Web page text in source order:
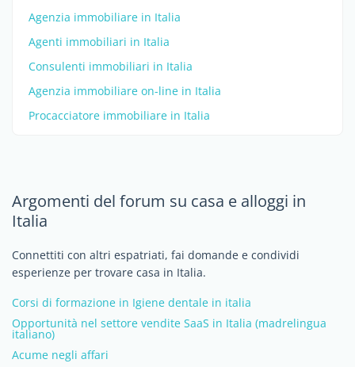
Agenzia immobiliare in Italia
Agenti immobiliari in Italia
Consulenti immobiliari in Italia
Agenzia immobiliare on-line in Italia
Procacciatore immobiliare in Italia
Argomenti del forum su casa e alloggi in
Italia
Connettiti con altri espatriati, fai domande e condividi
esperienze per trovare casa in Italia.
Corsi di formazione in Igiene dentale in italia
Opportunità nel settore vendite SaaS in Italia (madrelingua
italiano)
Acume negli affari